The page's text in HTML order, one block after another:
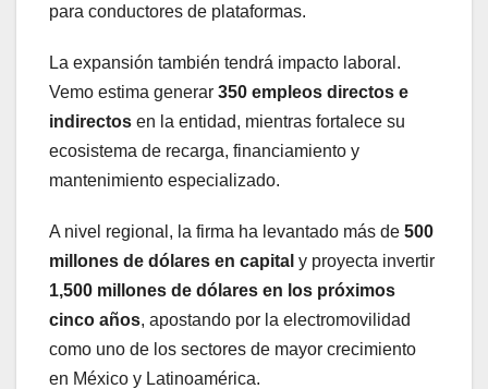
para conductores de plataformas.
La expansión también tendrá impacto laboral.
Vemo estima generar 350 empleos directos e
indirectos en la entidad, mientras fortalece su
ecosistema de recarga, financiamiento y
mantenimiento especializado.
A nivel regional, la firma ha levantado más de 500
millones de dólares en capital y proyecta invertir
1,500 millones de dólares en los próximos
cinco años, apostando por la electromovilidad
como uno de los sectores de mayor crecimiento
en México y Latinoamérica.